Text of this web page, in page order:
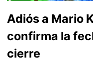
Adiós a Mario
confirma la
cierre